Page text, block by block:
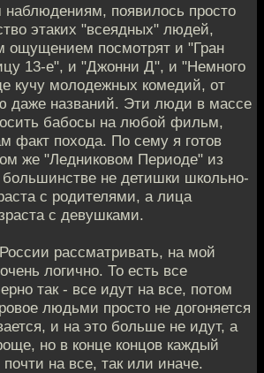
появилось просто
этаких "всеядных" людей,
ощущением посмотрят и "Гран
13-е", и "Джонни Д", и "Немного
кучу молодежных комедий, от
даже названий. Эти люди в массе
бабосы на любой фильм,
факт похода. По сему я готов
же "Ледниковом Периоде" из
не детишки школьно-
с родителями, а лица
с девушками.
рассматривать, на мой
логично. То есть все
так - все идут на все, потом
людьми просто не догоняется
и на это больше не идут, а
но в конце концов каждый
на все, так или иначе.